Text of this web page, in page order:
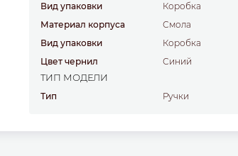
Вид упаковки
коробка
Материал корпуса
смола
Вид упаковки
коробка
Цвет чернил
синий
ТИП МОДЕЛИ
Тип ручки